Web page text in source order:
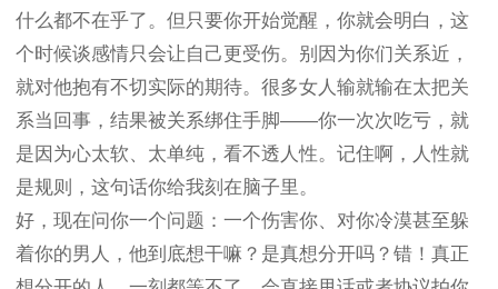
什么都不在乎了。但只要你开始觉醒，你就会明白，这
个时候谈感情只会让自己更受伤。别因为你们关系近，
就对他抱有不切实际的期待。很多女人输就输在太把关
系当回事，结果被关系绑住手脚——你一次次吃亏，就
是因为心太软、太单纯，看不透人性。记住啊，人性就
是规则，这句话你给我刻在脑子里。
好，现在问你一个问题：一个伤害你、对你冷漠甚至躲
着你的男人，他到底想干嘛？是真想分开吗？错！真正